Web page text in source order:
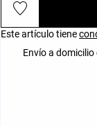
Este artículo tiene
Envío a